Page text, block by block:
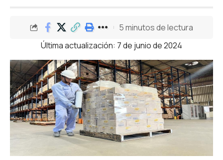
Última actualización: 7 de junio de 2024
5 minutos de lectura